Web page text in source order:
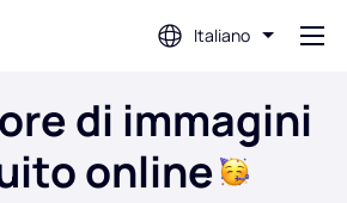
Italiano
di immagini
online